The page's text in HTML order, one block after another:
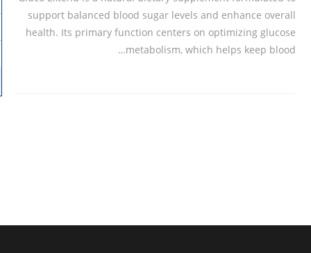
support balanced blood sugar levels and enhance overall
health. Its primary function centers on optimizing glucose
metabolism, which helps keep blood…